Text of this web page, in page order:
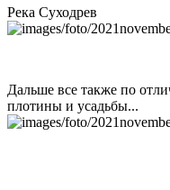
Река Суходрев
Дальше все также по
плотины и усадьбы...